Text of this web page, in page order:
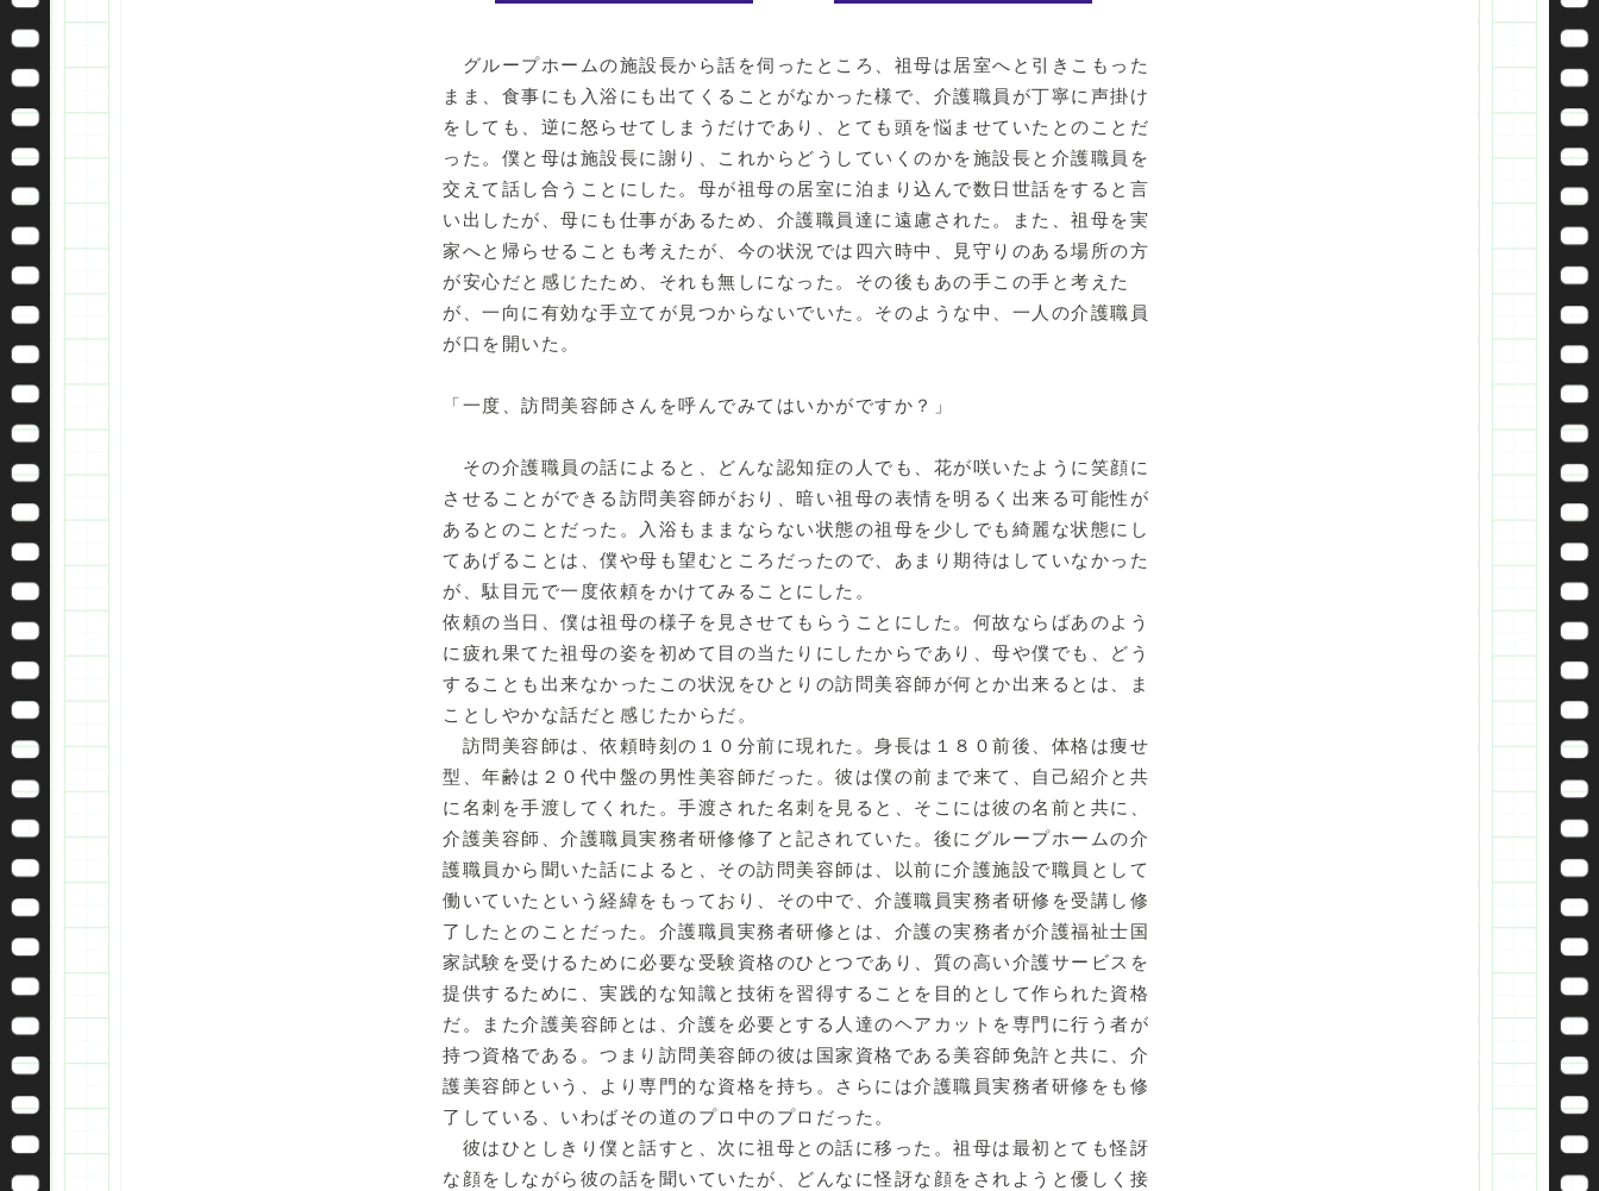
グループホームの施設長から話を伺ったところ、祖母は居室へと引きこもった
まま、食事にも入浴にも出てくることがなかった様で、介護職員が丁寧に声掛け
をしても、逆に怒らせてしまうだけであり、とても頭を悩ませていたとのことだ
った。僕と母は施設長に謝り、これからどうしていくのかを施設長と介護職員を
交えて話し合うことにした。母が祖母の居室に泊まり込んで数日世話をすると言
い出したが、母にも仕事があるため、介護職員達に遠慮された。また、祖母を実
家へと帰らせることも考えたが、今の状況では四六時中、見守りのある場所の方
が安心だと感じたため、それも無しになった。その後もあの手この手と考えた
が、一向に有効な手立てが見つからないでいた。そのような中、一人の介護職員
が口を開いた。
「一度、訪問美容師さんを呼んでみてはいかがですか？」
その介護職員の話によると、どんな認知症の人でも、花が咲いたように笑顔に
させることができる訪問美容師がおり、暗い祖母の表情を明るく出来る可能性が
あるとのことだった。入浴もままならない状態の祖母を少しでも綺麗な状態にし
てあげることは、僕や母も望むところだったので、あまり期待はしていなかった
が、駄目元で一度依頼をかけてみることにした。
依頼の当日、僕は祖母の様子を見させてもらうことにした。何故ならばあのよう
に疲れ果てた祖母の姿を初めて目の当たりにしたからであり、母や僕でも、どう
することも出来なかったこの状況をひとりの訪問美容師が何とか出来るとは、ま
ことしやかな話だと感じたからだ。
訪問美容師は、依頼時刻の１０分前に現れた。身長は１８０前後、体格は痩せ
型、年齢は２０代中盤の男性美容師だった。彼は僕の前まで来て、自己紹介と共
に名刺を手渡してくれた。手渡された名刺を見ると、そこには彼の名前と共に、
介護美容師、介護職員実務者研修修了と記されていた。後にグループホームの介
護職員から聞いた話によると、その訪問美容師は、以前に介護施設で職員として
働いていたという経緯をもっており、その中で、介護職員実務者研修を受講し修
了したとのことだった。介護職員実務者研修とは、介護の実務者が介護福祉士国
家試験を受けるために必要な受験資格のひとつであり、質の高い介護サービスを
提供するために、実践的な知識と技術を習得することを目的として作られた資格
だ。また介護美容師とは、介護を必要とする人達のヘアカットを専門に行う者が
持つ資格である。つまり訪問美容師の彼は国家資格である美容師免許と共に、介
護美容師という、より専門的な資格を持ち。さらには介護職員実務者研修をも修
了している、いわばその道のプロ中のプロだった。
彼はひとしきり僕と話すと、次に祖母との話に移った。祖母は最初とても怪訝
な顔をしながら彼の話を聞いていたが、どんなに怪訝な顔をされようと優しく接